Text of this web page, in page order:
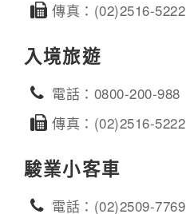
傳真：(02)2516-5222
入境旅遊
電話：0800-200-988
傳真：(02)2516-5222
駿業小客車
電話：(02)2509-7769